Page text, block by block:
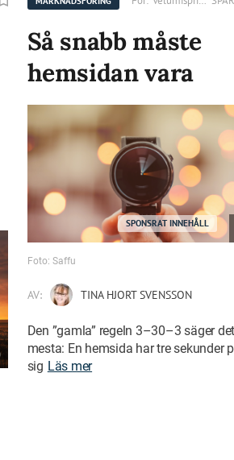
Så snabb måste
hemsidan vara
SPONSRAT INNEHÅLL
Foto: Saffu
AV: TINA HJORT SVENSSON
Den ”gamla” regeln 3–30–3 säger det
mesta: En hemsida har tre sekunder
sig Läs mer